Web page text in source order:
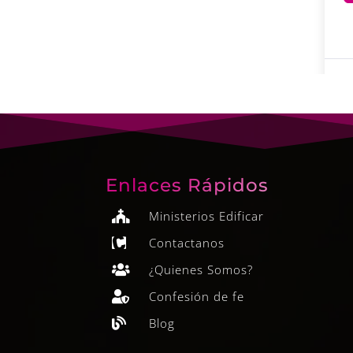
Enlaces Rápidos
 Ministerios Edificar
 Contactanos
 ¿Quienes Somos?
 Confesión de fe
 Blog